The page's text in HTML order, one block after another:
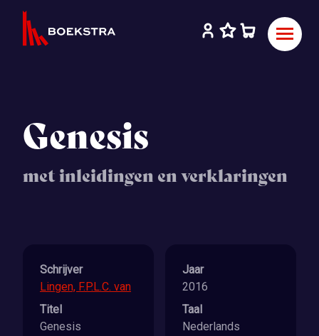
Genesis
met inleidingen en verklaringen
Schrijver
Lingen, F.P.L.C. van
Titel
Genesis
Jaar
2016
Taal
Nederlands